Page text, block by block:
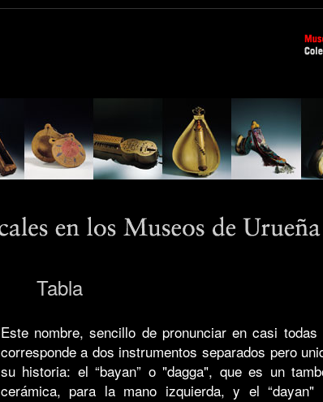
Tabla
Este nombre, sencillo de pronunciar en casi
corresponde a dos instrumentos separados pero
su historia: el “bayan” o "dagga", que es un
cerámica, para la mano izquierda, y el “dayan"